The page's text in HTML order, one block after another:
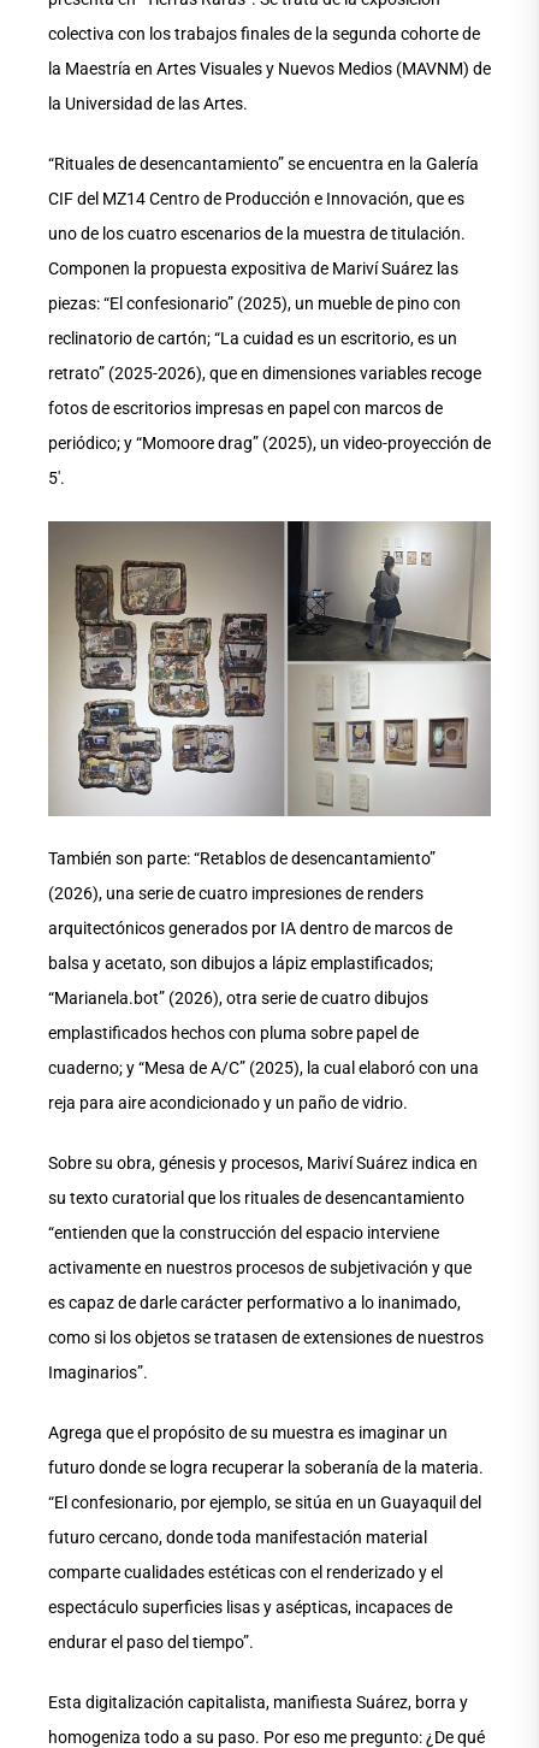
colectiva con los trabajos finales de la segunda cohorte de
la Maestría en Artes Visuales y Nuevos Medios (MAVNM) de
la Universidad de las Artes.
“Rituales de desencantamiento” se encuentra en la Galería
CIF del MZ14 Centro de Producción e Innovación, que es
uno de los cuatro escenarios de la muestra de titulación.
Componen la propuesta expositiva de Mariví Suárez las
piezas: “El confesionario” (2025), un mueble de pino con
reclinatorio de cartón; “La cuidad es un escritorio, es un
retrato” (2025-2026), que en dimensiones variables recoge
fotos de escritorios impresas en papel con marcos de
periódico; y “Momoore drag” (2025), un video-proyección de
5′.
También son parte: “Retablos de desencantamiento”
(2026), una serie de cuatro impresiones de renders
arquitectónicos generados por IA dentro de marcos de
balsa y acetato, son dibujos a lápiz emplastificados;
“Marianela.bot” (2026), otra serie de cuatro dibujos
emplastificados hechos con pluma sobre papel de
cuaderno; y “Mesa de A/C” (2025), la cual elaboró con una
reja para aire acondicionado y un paño de vidrio.
Sobre su obra, génesis y procesos, Mariví Suárez indica en
su texto curatorial que los rituales de desencantamiento
“entienden que la construcción del espacio interviene
activamente en nuestros procesos de subjetivación y que
es capaz de darle carácter performativo a lo inanimado,
como si los objetos se tratasen de extensiones de nuestros
Imaginarios”.
Agrega que el propósito de su muestra es imaginar un
futuro donde se logra recuperar la soberanía de la materia.
“El confesionario, por ejemplo, se sitúa en un Guayaquil del
futuro cercano, donde toda manifestación material
comparte cualidades estéticas con el renderizado y el
espectáculo superficies lisas y asépticas, incapaces de
endurar el paso del tiempo”.
Esta digitalización capitalista, manifiesta Suárez, borra y
homogeniza todo a su paso. Por eso me pregunto: ¿De qué